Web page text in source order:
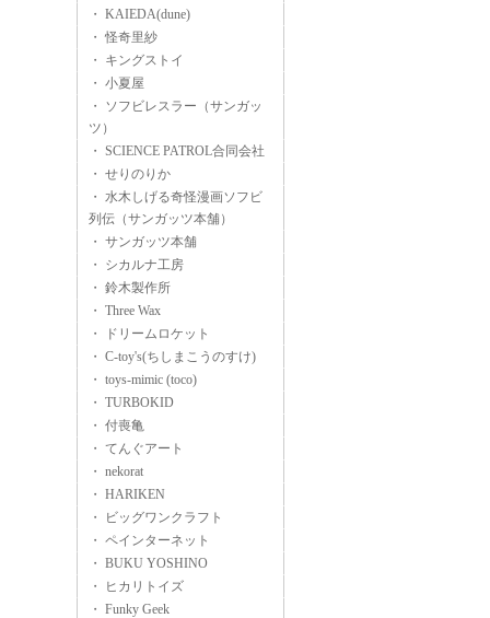
・ KAIEDA(dune)
・ 怪奇里紗
・ キングストイ
・ 小夏屋
・ ソフビレスラー（サンガッ
ツ）
・ SCIENCE PATROL合同会社
・ せりのりか
・ 水木しげる奇怪漫画ソフビ
列伝（サンガッツ本舗）
・ サンガッツ本舗
・ シカルナ工房
・ 鈴木製作所
・ Three Wax
・ ドリームロケット
・ C-toy's(ちしまこうのすけ)
・ toys-mimic (toco)
・ TURBOKID
・ 付喪亀
・ てんぐアート
・ nekorat
・ HARIKEN
・ ビッグワンクラフト
・ ペインターネット
・ BUKU YOSHINO
・ ヒカリトイズ
・ Funky Geek